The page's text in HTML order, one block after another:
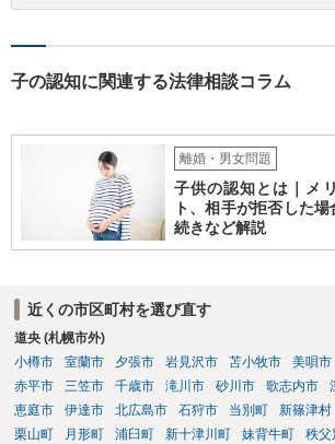
ります。
子の認知に関連する法律相談コラム
離婚・男女問題
子供の認知とは｜メ
ト、相手が拒否した
続きなど解説
近くの市区町村を選び直す
道央 (札幌市外)
小樽市
室蘭市 夕張市 岩見沢市 苫小牧市 美唄市
赤平市
三笠市 千歳市 滝川市 砂川市 歌志内市
恵庭市
伊達市 北広島市 石狩市 当別町 新篠津村
栗山町
月形町 浦臼町 新十津川町 妹背牛町 秩父